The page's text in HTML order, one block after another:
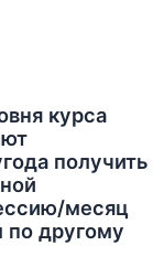
курса
получить
месяц
по другому